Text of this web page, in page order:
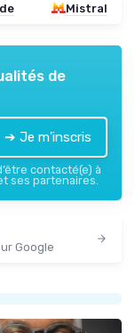
Mistral
de
➔ Je m'inscris
contacté(e) à
ses partenaires.
Google